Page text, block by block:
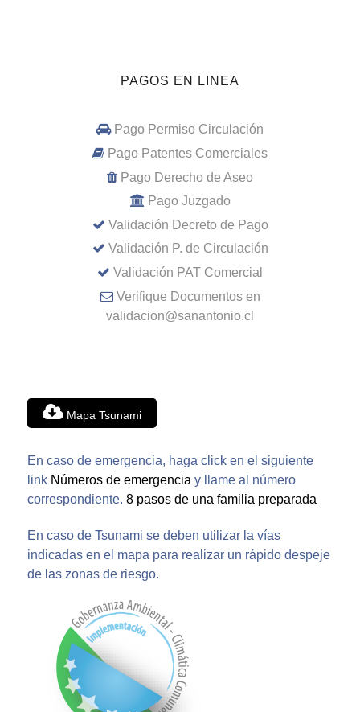
PAGOS EN LINEA
Pago Permiso Circulación
Pago Patentes Comerciales
Pago Derecho de Aseo
Pago Juzgado
Validación Decreto de Pago
Validación P. de Circulación
Validación PAT Comercial
Verifique Documentos en
validacion@sanantonio.cl
Mapa Tsunami
En caso de emergencia, haga click en el siguiente
link Números de emergencia y llame al número
correspondiente. 8 pasos de una familia preparada
En caso de Tsunami se deben utilizar la vías
indicadas en el mapa para realizar un rápido despeje
de las zonas de riesgo.